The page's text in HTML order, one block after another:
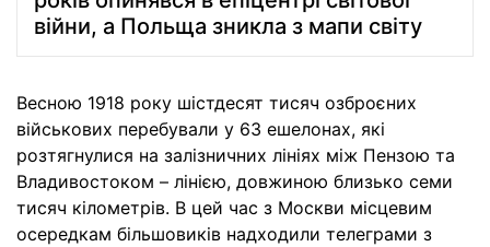
війни, а Польща зникла з мапи світу
Весною 1918 року шістдесят тисяч озброєних
військових перебували у 63 ешелонах, які
розтягнулися на залізничних лініях між Пензою та
Владивостоком – лінією, довжиною близько семи
тисяч кілометрів. В цей час з Москви місцевим
осередкам більшовиків надходили телеграми з